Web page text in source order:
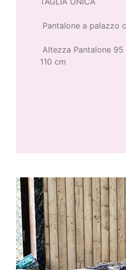
Pantalone a palazzo
Altezza Pantalone
110 cm